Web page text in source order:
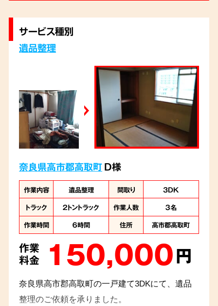
サービス種別
遺品整理
奈良県高市郡高取町D様
作業内容 遺品整理 間取り
3DK
トラック
２トントラック 作業人数
３名
作業時間
６時間 住所 高市郡高取町
作業
料金
150,000円
奈良県高市郡高取町の一戸建て3DKにて、遺品
整理のご依頼を承りました。